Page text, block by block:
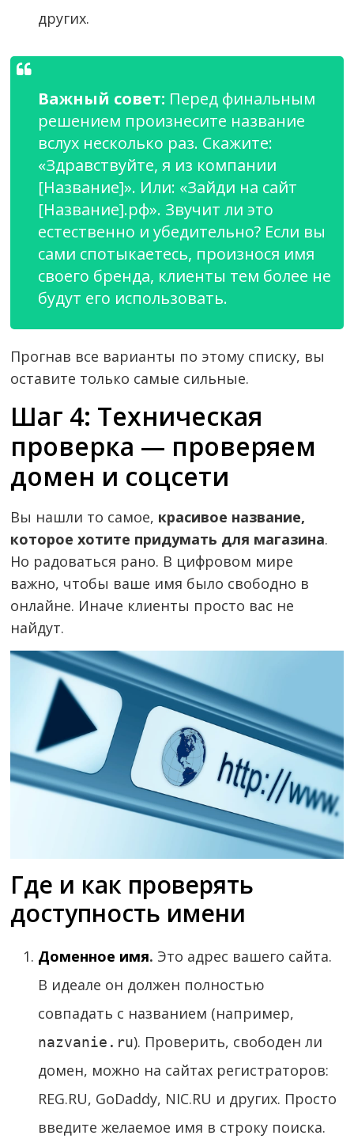
других.
Важный совет: Перед финальным
решением произнесите название
вслух несколько раз. Скажите:
«Здравствуйте, я из компании
[Название]». Или: «Зайди на сайт
[Название].рф». Звучит ли это
естественно и убедительно? Если вы
сами спотыкаетесь, произнося имя
своего бренда, клиенты тем более не
будут его использовать.
Прогнав все варианты по этому списку, вы
оставите только самые сильные.
Шаг 4: Техническая
проверка — проверяем
домен и соцсети
Вы нашли то самое, красивое название,
которое хотите придумать для магазина.
Но радоваться рано. В цифровом мире
важно, чтобы ваше имя было свободно в
онлайне. Иначе клиенты просто вас не
найдут.
Где и как проверять
доступность имени
Доменное имя. Это адрес вашего сайта.
В идеале он должен полностью
совпадать с названием (например,
nazvanie.ru). Проверить, свободен ли
домен, можно на сайтах регистраторов:
REG.RU, GoDaddy, NIC.RU и других. Просто
введите желаемое имя в строку поиска.